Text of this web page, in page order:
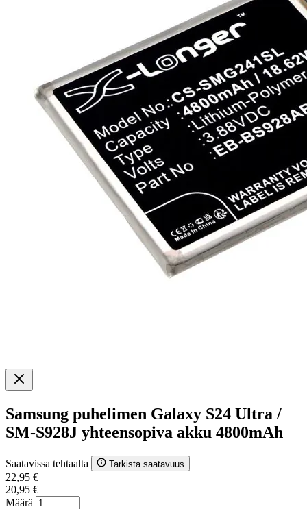
Samsung puhelimen Galaxy S24 Ultra /
SM-S928J yhteensopiva akku 4800mAh
Saatavissa tehtaalta Tarkista saatavuus
22,95 €
20,95 €
Määrä